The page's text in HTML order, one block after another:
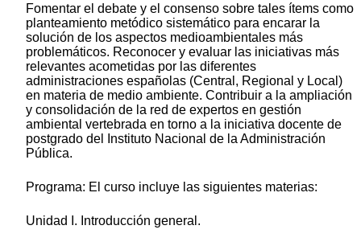
Fomentar el debate y el consenso sobre tales ítems como
planteamiento metódico sistemático para encarar la
solución de los aspectos medioambientales más
problemáticos. Reconocer y evaluar las iniciativas más
relevantes acometidas por las diferentes
administraciones españolas (Central, Regional y Local)
en materia de medio ambiente. Contribuir a la ampliación
y consolidación de la red de expertos en gestión
ambiental vertebrada en torno a la iniciativa docente de
postgrado del Instituto Nacional de la Administración
Pública.
Programa: El curso incluye las siguientes materias:
Unidad I. Introducción general.